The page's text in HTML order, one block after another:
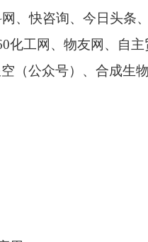
、快咨询、今日头条
化工网、物友网、自
（公众号）、合成生